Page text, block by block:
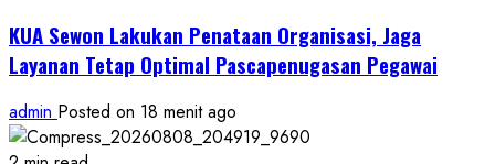
KUA Sewon Lakukan Penataan Organisasi, Jaga
Layanan Tetap Optimal Pascapenugasan Pegawai
admin Posted on 18 menit ago